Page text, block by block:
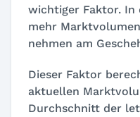
wichtiger Faktor. In
mehr
nehmen am
Dieser Faktor
aktuellen
Durchschnitt der